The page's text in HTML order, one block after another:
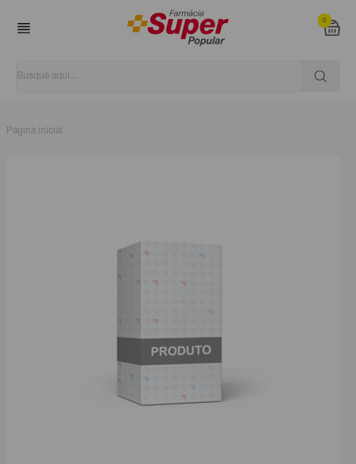
0
Página inicial